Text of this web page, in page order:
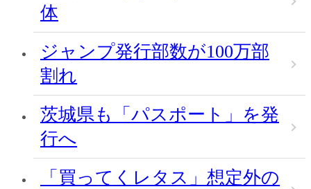
体
ジャンプ発行部数が100万部
割れ
茨城県も「パスポート」を発
行へ
「買ってくレタス」想定外の